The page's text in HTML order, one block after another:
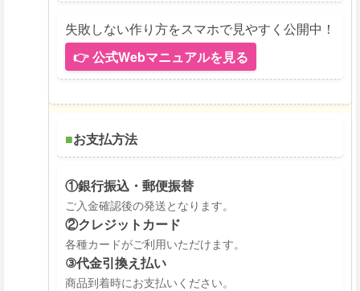
失敗しない作り方をスマホで見やすく公開中！
👉 公式Webマニュアルを見る
■お支払方法
①銀行振込・郵便振替
ご入金確認後の発送となります。
②クレジットカード
各種カードがご利用いただけます。
③代金引換え払い
商品到着時にお支払いください。